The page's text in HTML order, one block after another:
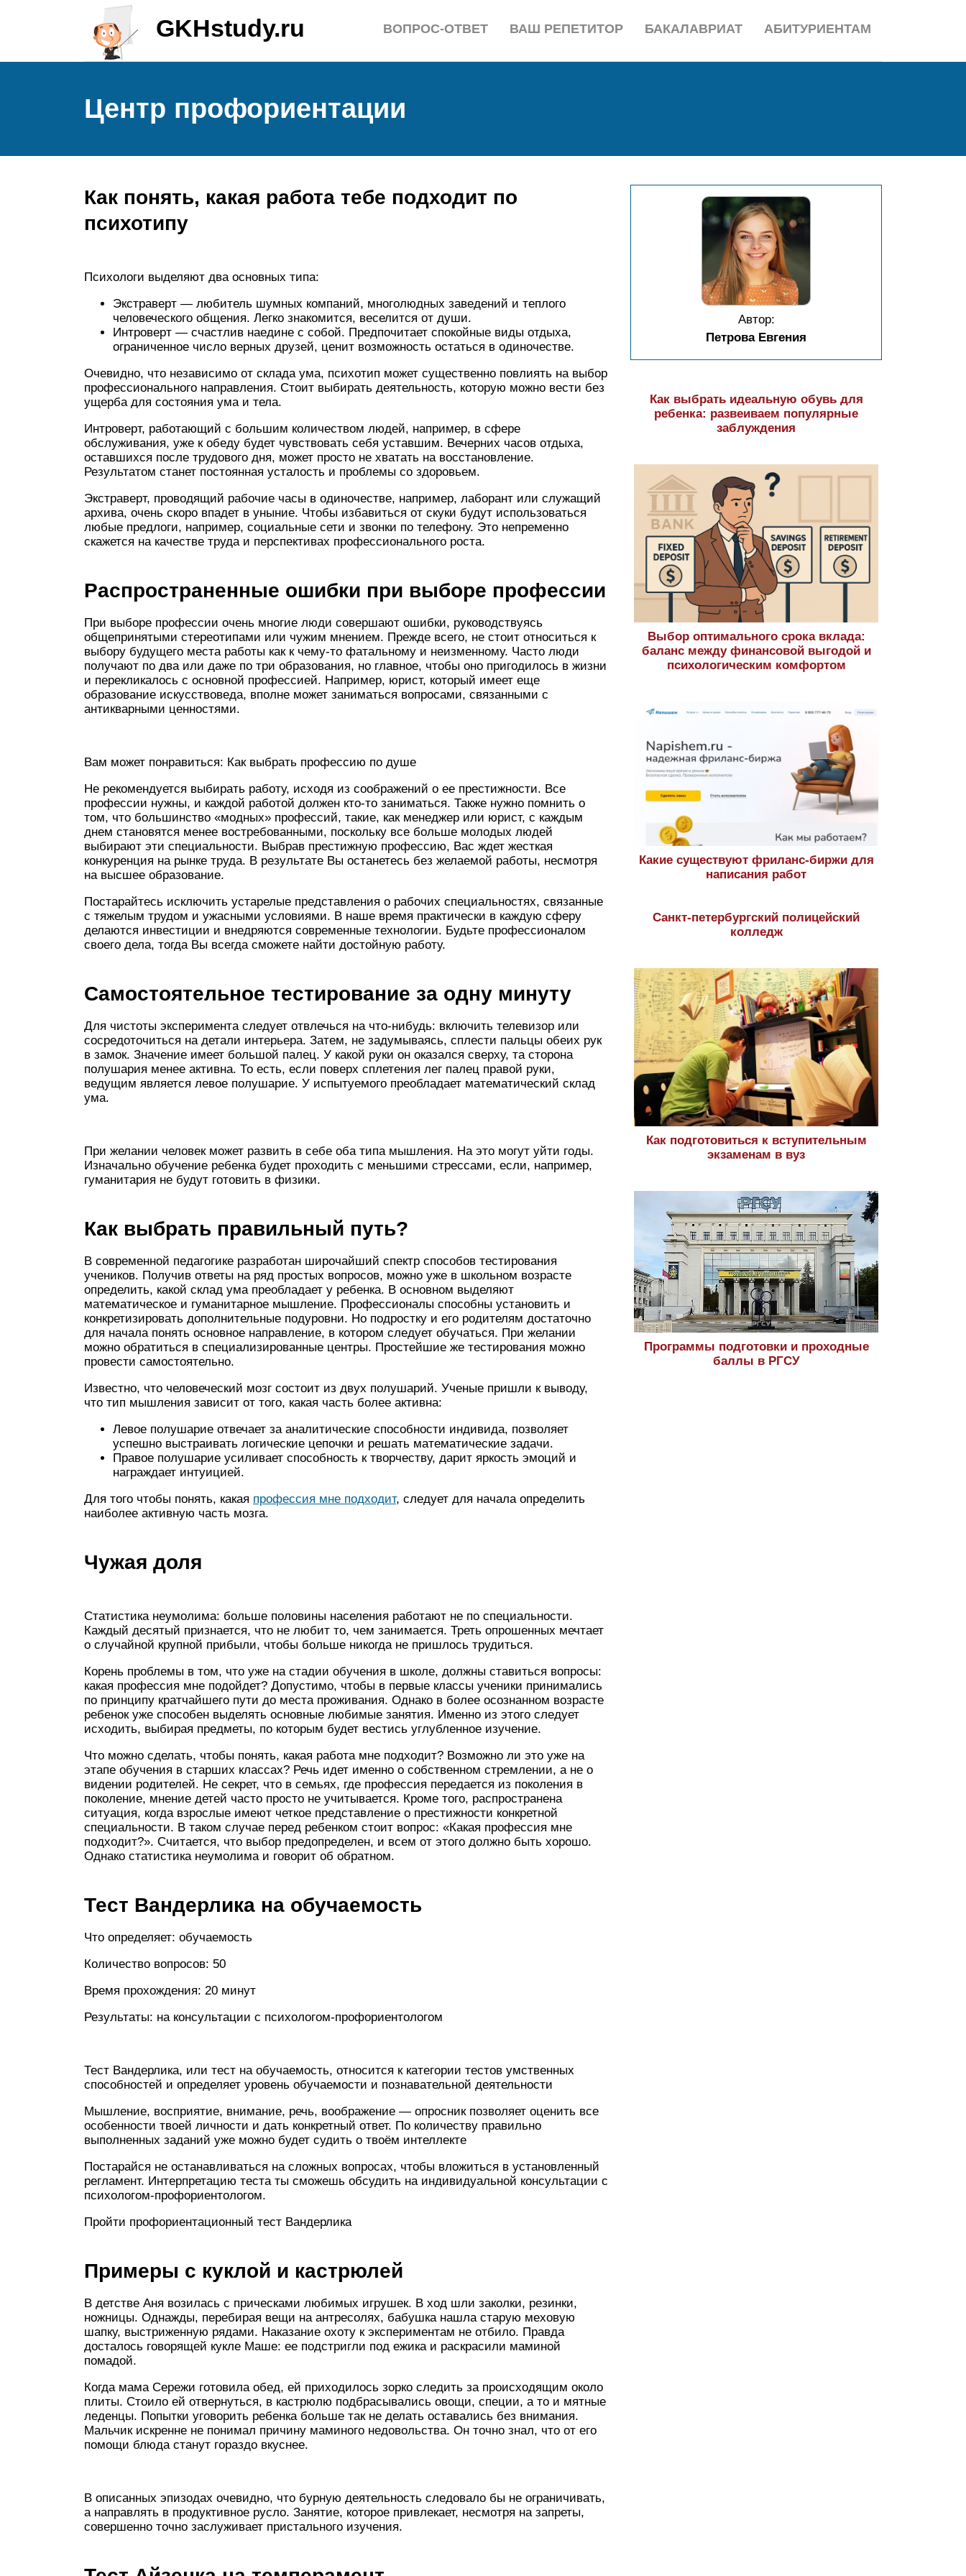
GKHstudy.ru АБИТУРИЕНТАМ
БАКАЛАВРИАТ
ВАШ РЕПЕТИТОР
ВОПРОС-ОТВЕТ
Центр профориентации
Как понять, какая работа тебе подходит по
психотипу
Психологи выделяют два основных типа:
Экстраверт — любитель шумных компаний, многолюдных заведений и теплого
человеческого общения. Легко знакомится, веселится от души.
Интроверт — счастлив наедине с собой. Предпочитает спокойные виды отдыха,
ограниченное число верных друзей, ценит возможность остаться в одиночестве.
Очевидно, что независимо от склада ума, психотип может существенно повлиять на выбор
профессионального направления. Стоит выбирать деятельность, которую можно вести без
ущерба для состояния ума и тела.
Интроверт, работающий с большим количеством людей, например, в сфере
обслуживания, уже к обеду будет чувствовать себя уставшим. Вечерних часов отдыха,
оставшихся после трудового дня, может просто не хватать на восстановление.
Результатом станет постоянная усталость и проблемы со здоровьем.
Экстраверт, проводящий рабочие часы в одиночестве, например, лаборант или служащий
архива, очень скоро впадет в уныние. Чтобы избавиться от скуки будут использоваться
любые предлоги, например, социальные сети и звонки по телефону. Это непременно
скажется на качестве труда и перспективах профессионального роста.
Распространенные ошибки при выборе профессии
При выборе профессии очень многие люди совершают ошибки, руководствуясь
общепринятыми стереотипами или чужим мнением. Прежде всего, не стоит относиться к
выбору будущего места работы как к чему-то фатальному и неизменному. Часто люди
получают по два или даже по три образования, но главное, чтобы оно пригодилось в жизни
и перекликалось с основной профессией. Например, юрист, который имеет еще
образование искусствоведа, вполне может заниматься вопросами, связанными с
антикварными ценностями.
Вам может понравиться: Как выбрать профессию по душе
Не рекомендуется выбирать работу, исходя из соображений о ее престижности. Все
профессии нужны, и каждой работой должен кто-то заниматься. Также нужно помнить о
том, что большинство «модных» профессий, такие, как менеджер или юрист, с каждым
днем становятся менее востребованными, поскольку все больше молодых людей
выбирают эти специальности. Выбрав престижную профессию, Вас ждет жесткая
конкуренция на рынке труда. В результате Вы останетесь без желаемой работы, несмотря
на высшее образование.
Постарайтесь исключить устарелые представления о рабочих специальностях, связанные
с тяжелым трудом и ужасными условиями. В наше время практически в каждую сферу
делаются инвестиции и внедряются современные технологии. Будьте профессионалом
своего дела, тогда Вы всегда сможете найти достойную работу.
Самостоятельное тестирование за одну минуту
Для чистоты эксперимента следует отвлечься на что-нибудь: включить телевизор или
сосредоточиться на детали интерьера. Затем, не задумываясь, сплести пальцы обеих рук
в замок. Значение имеет большой палец. У какой руки он оказался сверху, та сторона
полушария менее активна. То есть, если поверх сплетения лег палец правой руки,
ведущим является левое полушарие. У испытуемого преобладает математический склад
ума.
При желании человек может развить в себе оба типа мышления. На это могут уйти годы.
Изначально обучение ребенка будет проходить с меньшими стрессами, если, например,
гуманитария не будут готовить в физики.
Как выбрать правильный путь?
В современной педагогике разработан широчайший спектр способов тестирования
учеников. Получив ответы на ряд простых вопросов, можно уже в школьном возрасте
определить, какой склад ума преобладает у ребенка. В основном выделяют
математическое и гуманитарное мышление. Профессионалы способны установить и
конкретизировать дополнительные подуровни. Но подростку и его родителям достаточно
для начала понять основное направление, в котором следует обучаться. При желании
можно обратиться в специализированные центры. Простейшие же тестирования можно
провести самостоятельно.
Известно, что человеческий мозг состоит из двух полушарий. Ученые пришли к выводу,
что тип мышления зависит от того, какая часть более активна:
Левое полушарие отвечает за аналитические способности индивида, позволяет
успешно выстраивать логические цепочки и решать математические задачи.
Правое полушарие усиливает способность к творчеству, дарит яркость эмоций и
награждает интуицией.
Для того чтобы понять, какая профессия мне подходит, следует для начала определить
наиболее активную часть мозга.
Чужая доля
Статистика неумолима: больше половины населения работают не по специальности.
Каждый десятый признается, что не любит то, чем занимается. Треть опрошенных мечтает
о случайной крупной прибыли, чтобы больше никогда не пришлось трудиться.
Корень проблемы в том, что уже на стадии обучения в школе, должны ставиться вопросы:
какая профессия мне подойдет? Допустимо, чтобы в первые классы ученики принимались
по принципу кратчайшего пути до места проживания. Однако в более осознанном возрасте
ребенок уже способен выделять основные любимые занятия. Именно из этого следует
исходить, выбирая предметы, по которым будет вестись углубленное изучение.
Что можно сделать, чтобы понять, какая работа мне подходит? Возможно ли это уже на
этапе обучения в старших классах? Речь идет именно о собственном стремлении, а не о
видении родителей. Не секрет, что в семьях, где профессия передается из поколения в
поколение, мнение детей часто просто не учитывается. Кроме того, распространена
ситуация, когда взрослые имеют четкое представление о престижности конкретной
специальности. В таком случае перед ребенком стоит вопрос: «Какая профессия мне
подходит?». Считается, что выбор предопределен, и всем от этого должно быть хорошо.
Однако статистика неумолима и говорит об обратном.
Тест Вандерлика на обучаемость
Что определяет: обучаемость
Количество вопросов: 50
Время прохождения: 20 минут
Результаты: на консультации с психологом-профориентологом
Тест Вандерлика, или тест на обучаемость, относится к категории тестов умственных
способностей и определяет уровень обучаемости и познавательной деятельности
Мышление, восприятие, внимание, речь, воображение — опросник позволяет оценить все
особенности твоей личности и дать конкретный ответ. По количеству правильно
выполненных заданий уже можно будет судить о твоём интеллекте
Постарайся не останавливаться на сложных вопросах, чтобы вложиться в установленный
регламент. Интерпретацию теста ты сможешь обсудить на индивидуальной консультации с
психологом-профориентологом.
Пройти профориентационный тест Вандерлика
Примеры с куклой и кастрюлей
В детстве Аня возилась с прическами любимых игрушек. В ход шли заколки, резинки,
ножницы. Однажды, перебирая вещи на антресолях, бабушка нашла старую меховую
шапку, выстриженную рядами. Наказание охоту к экспериментам не отбило. Правда
досталось говорящей кукле Маше: ее подстригли под ежика и раскрасили маминой
помадой.
Когда мама Сережи готовила обед, ей приходилось зорко следить за происходящим около
плиты. Стоило ей отвернуться, в кастрюлю подбрасывались овощи, специи, а то и мятные
леденцы. Попытки уговорить ребенка больше так не делать оставались без внимания.
Мальчик искренне не понимал причину маминого недовольства. Он точно знал, что от его
помощи блюда станут гораздо вкуснее.
В описанных эпизодах очевидно, что бурную деятельность следовало бы не ограничивать,
а направлять в продуктивное русло. Занятие, которое привлекает, несмотря на запреты,
совершенно точно заслуживает пристального изучения.
Автор:
Петрова Евгения
Как выбрать идеальную обувь для
ребенка: развеиваем популярные
заблуждения
Выбор оптимального срока вклада:
баланс между финансовой выгодой и
психологическим комфортом
Какие существуют фриланс-биржи для
написания работ
Санкт-петербургский полицейский
колледж
Как подготовиться к вступительным
экзаменам в вуз
Программы подготовки и проходные
баллы в РГСУ